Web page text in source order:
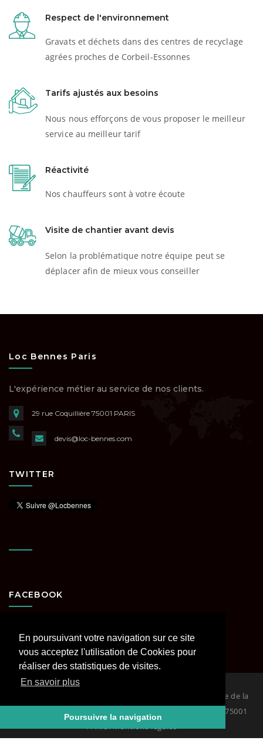
En poursuivant votre navigation sur ce site
vous acceptez l'utilisation de Cookies pour
réaliser des statistiques de visites.
En savoir plus
Poursuivre la navigation
Respect de l'environnement
Gravats et déchets dans des centres de recyclage
agrées proches de Corbeil-Essonnes
Tarifs ajustés aux besoins
Nous nous efforçons de vous proposer le meilleur
service au meilleur tarif
Réactivité
Nos chauffeurs sont à votre écoute
Visite de chantier avant devis
Selon la problématique notre équipe peut se
déplacer afin de mieux vous conseiller
Loc Bennes Paris
L'expérience métier au service de nos clients.
29 rue Coquillière 75001 PARIS
devis@loc-bennes.com
TWITTER
FACEBOOK
Loc Bennes Paris et Région parisienne spécialiste de la
location de benne. RCS PARIS Siège : 29 rue Coquillière 75001
PARIS. Mentions légales